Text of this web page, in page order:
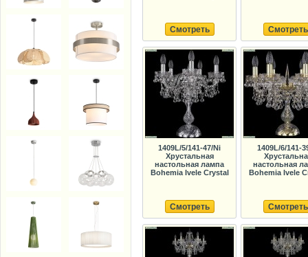
Смотреть Смотреть
1409L/5/141-47/Ni
Хрустальная
настольная лампа
Bohemia Ivele Crystal
Смотреть
1409L/6/141-
настольная
Bohemia Ivele
Смотреть